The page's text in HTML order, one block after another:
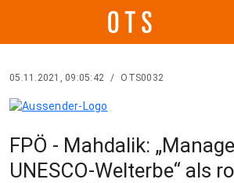
05.11.2021, 09:05:42 / OTS0032
FPÖ - Mahdalik:
UNESCO-Welterbe“ als